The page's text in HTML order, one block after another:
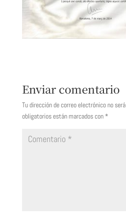
Enviar comentario
Tu dirección de correo electrónico no
obligatorios están marcados con *